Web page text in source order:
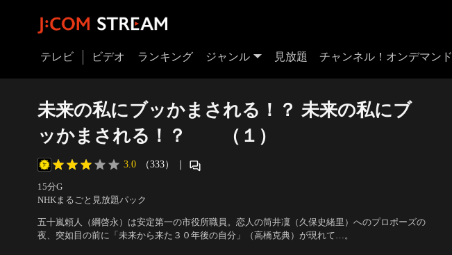
テレビ ビデオ ランキング ジャンル 見放題 チャンネル！オンデマンド
未来の私にブッかまされる！？ 未来の私にブ
ッかまされる！？ （１）
3.0 （333） ｜
15分G
NHKまるごと見放題パック
五十嵐頼人（綱啓永）は安定第一の市役所職員。恋人の筒井凜（久保史緒里）へのプロポーズの
夜、突如目の前に「未来から来た３０年後の自分」（高橋克典）が現れて…。